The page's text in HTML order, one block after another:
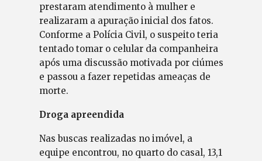
prestaram atendimento à mulher e
realizaram a apuração inicial dos fatos.
Conforme a Polícia Civil, o suspeito teria
tentado tomar o celular da companheira
após uma discussão motivada por ciúmes
e passou a fazer repetidas ameaças de
morte.
Droga apreendida
Nas buscas realizadas no imóvel, a
equipe encontrou, no quarto do casal, 13,1